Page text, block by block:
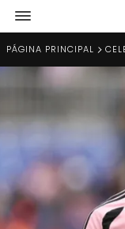
PÁGINA PRINCIPAL